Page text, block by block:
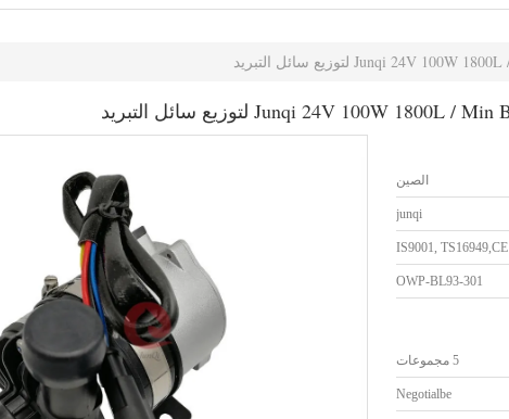
الصين
junqi
IS9001, TS16949,CE
OWP-BL93-301
5 مجموعات
Negotialbe